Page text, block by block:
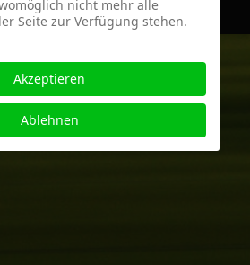
nicht mehr alle
Seite zur Verfügung stehen.
Akzeptieren
Ablehnen